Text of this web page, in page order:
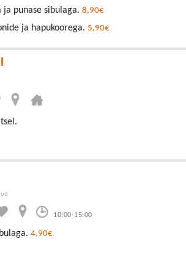
ja punase sibulaga. 8,90€
ja hapukoorega. 5,90€
10:00-15:00
4,90€